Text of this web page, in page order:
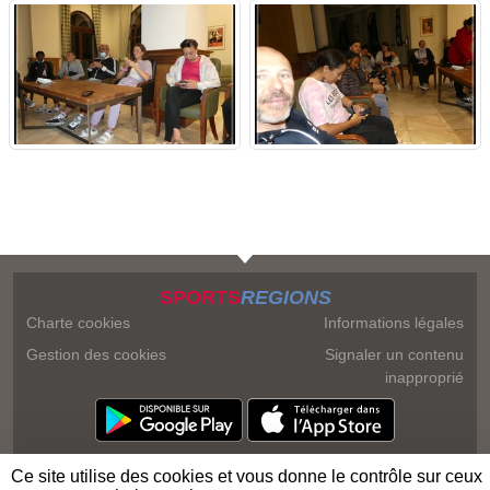
SPORTSREGIONS
Charte cookies
Gestion des cookies
Informations légales
Signaler un contenu
inapproprié
Ce site utilise des cookies et vous donne le contrôle sur ceux